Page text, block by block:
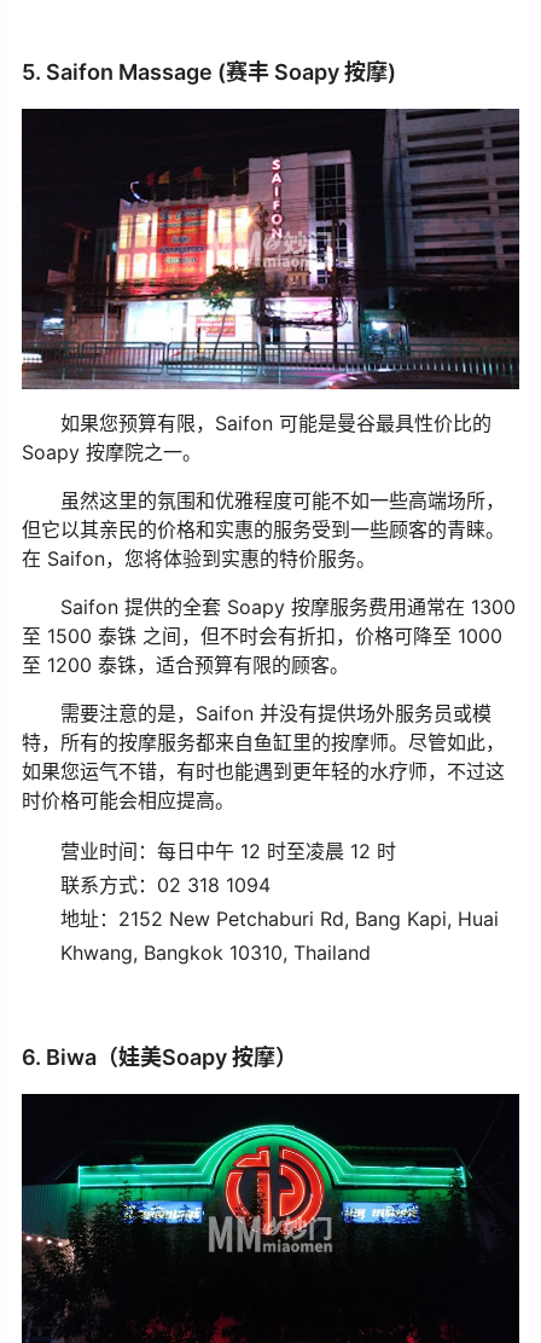
5. Saifon Massage (赛丰 Soapy 按摩)
如果您预算有限，Saifon 可能是曼谷最具性价比的
Soapy 按摩院之一。
虽然这里的氛围和优雅程度可能不如一些高端场所，
但它以其亲民的价格和实惠的服务受到一些顾客的青睐。
在 Saifon，您将体验到实惠的特价服务。
Saifon 提供的全套 Soapy 按摩服务费用通常在 1300
至 1500 泰铢 之间，但不时会有折扣，价格可降至 1000
至 1200 泰铢，适合预算有限的顾客。
需要注意的是，Saifon 并没有提供场外服务员或模
特，所有的按摩服务都来自鱼缸里的按摩师。尽管如此，
如果您运气不错，有时也能遇到更年轻的水疗师，不过这
时价格可能会相应提高。
营业时间：每日中午 12 时至凌晨 12 时
联系方式：02 318 1094
地址：2152 New Petchaburi Rd, Bang Kapi, Huai
Khwang, Bangkok 10310, Thailand
6. Biwa（娃美Soapy 按摩）